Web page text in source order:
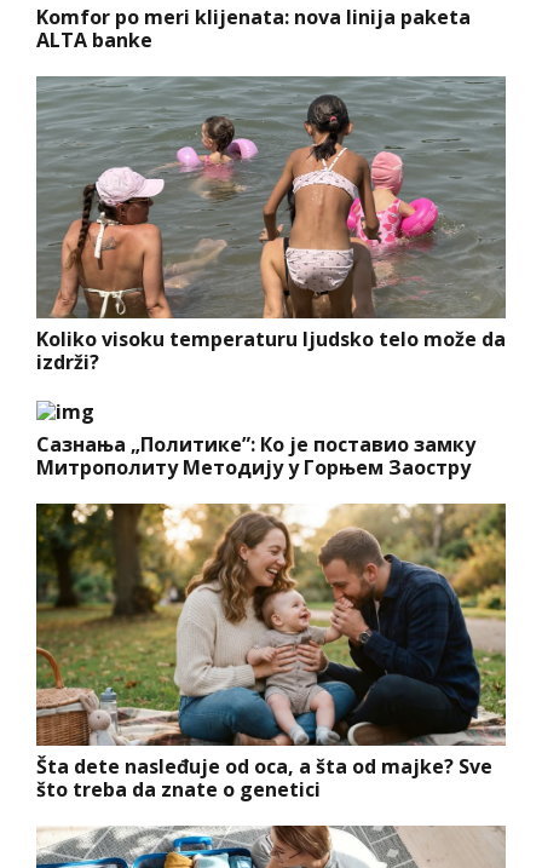
Komfor po meri klijenata: nova linija paketa
ALTA banke
Koliko visoku temperaturu ljudsko telo može da
izdrži?
Сазнања „Политике”: Ко је поставио замку
Митрополиту Методију у Горњем Заостру
Šta dete nasleđuje od oca, a šta od majke? Sve
što treba da znate o genetici